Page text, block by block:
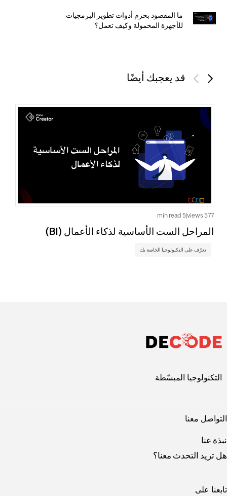
ما المقصود بحزم أدوات تطوير البرمجيات
للأجهزة المحمولة وكيف تعمل؟
قد يعجبك أيضًاPrevious
577 views
|
5 min read
المراحل الست الأساسية لذكاء الأعمال (BI)
تعرّف على التكنولوجيا الخاصة بك
Next
التكنولوجيا المبسّطة
التواصل معنا
نبذة عنا
هل تريد التحدث معنا؟
تابعنا على